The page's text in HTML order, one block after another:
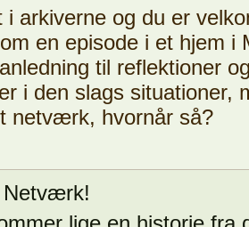
arkiverne og du er
en episode i et hjem i
til reflektioner
i den slags situationer,
netværk, hvornår så?